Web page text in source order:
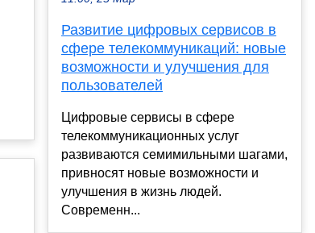
Развитие цифровых сервисов в
сфере телекоммуникаций: новые
возможности и улучшения для
пользователей
Цифровые сервисы в сфере
телекоммуникационных услуг
развиваются семимильными шагами,
привносят новые возможности и
улучшения в жизнь людей.
Современн...